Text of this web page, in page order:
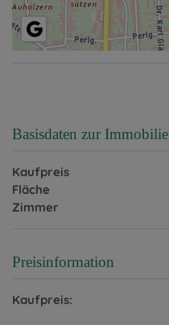
Basisdaten zur Immobilie
Kaufpreis
Fläche
Zimmer
Preisinformation
Kaufpreis: